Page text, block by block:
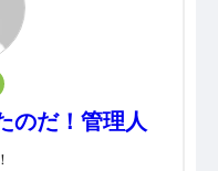
のだ！管理人